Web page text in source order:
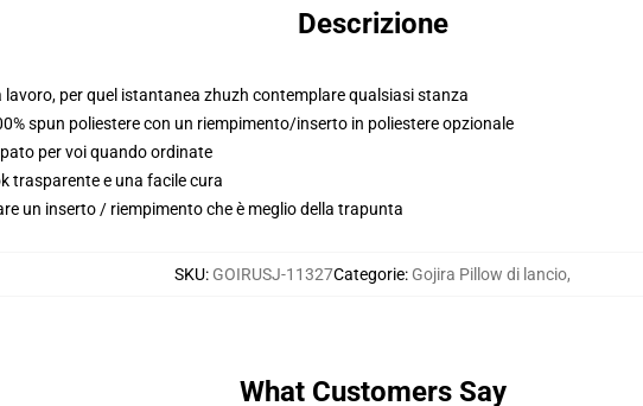
Descrizione
per quel istantanea zhuzh contemplare qualsiasi stanza
spun poliestere con un riempimento/inserto in poliestere opzionale
per voi quando ordinate
trasparente e una facile cura
un inserto / riempimento che è meglio della trapunta
SKU: GOIRUSJ-11327Categorie: Gojira Pillow di lancio,
What Customers Say